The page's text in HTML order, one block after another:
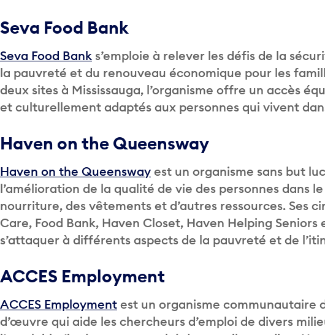
Seva Food Bank
Seva Food Bank s’emploie à relever les défis de la
la pauvreté et du renouveau économique pour les
deux sites à Mississauga, l’organisme offre un accès
et culturellement adaptés aux personnes qui vivent
Haven on the Queensway
Haven on the Queensway est un organisme sans but
l’amélioration de la qualité de vie des personnes dans
nourriture, des vêtements et d’autres ressources. Ses
Care, Food Bank, Haven Closet, Haven Helping
s’attaquer à différents aspects de la pauvreté et de
ACCES Employment
ACCES Employment est un organisme communautaire
d’œuvre qui aide les chercheurs d’emploi de divers